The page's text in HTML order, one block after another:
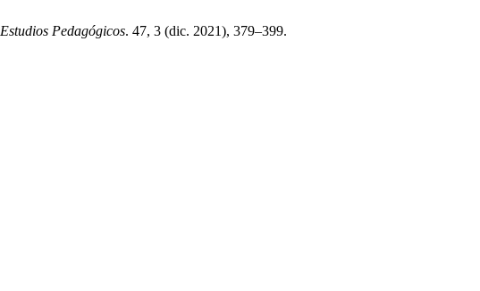
Estudios Pedagógicos. 47, 3 (dic. 2021), 379–399.